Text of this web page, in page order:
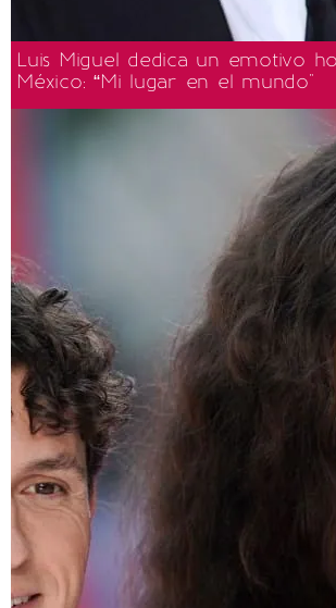
Luis Miguel dedica un emotivo
México: “Mi lugar en el mundo"